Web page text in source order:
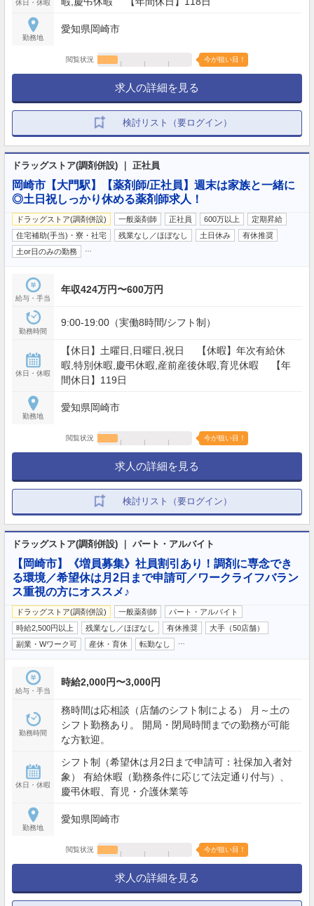
休日・休暇
勤務地
愛知県岡崎市
閲覧状況 今が狙い目！
求人の詳細を見る
検討リスト（要ログイン）
ドラッグストア(調剤併設) ｜ 正社員
岡崎市【大門駅】【薬剤師/正社員】週末は家族と一緒に
◎土日祝しっかり休める薬剤師求人！
ドラッグストア(調剤併設) 一般薬剤師 正社員 600万以上
定期昇給
住宅補助(手当)・寮・社宅
残業なし／ほぼなし 土日休み
有休推奨
土or日のみの勤務
給与・手当
年収424万円〜600万円
勤務時間
9:00-19:00（実働8時間/シフト制）
休日・休暇
【休日】土曜日,日曜日,祝日 【休暇】年次有給休
暇,特別休暇,慶弔休暇,産前産後休暇,育児休暇 【年
間休日】119日
勤務地
愛知県岡崎市
閲覧状況 今が狙い目！
求人の詳細を見る
検討リスト（要ログイン）
ドラッグストア(調剤併設) ｜ パート・アルバイト
【岡崎市】《増員募集》社員割引あり！調剤に専念でき
る環境／希望休は月2日まで申請可／ワークライフバラン
ス重視の方にオススメ♪
ドラッグストア(調剤併設) 一般薬剤師
パート・アルバイト
時給2,500円以上
残業なし／ほぼなし 有休推奨
大手（50店舗）
副業・Wワーク可
産休・育休 転勤なし
給与・手当
時給2,000円〜3,000円
勤務時間
務時間は応相談（店舗のシフト制による） 月～土の
シフト勤務あり。 開局・閉局時間までの勤務が可能
な方歓迎。
休日・休暇
シフト制（希望休は月2日まで申請可：社保加入者対
象） 有給休暇（勤務条件に応じて法定通り付与）、
慶弔休暇、育児・介護休業等
勤務地
愛知県岡崎市
閲覧状況 今が狙い目！
求人の詳細を見る